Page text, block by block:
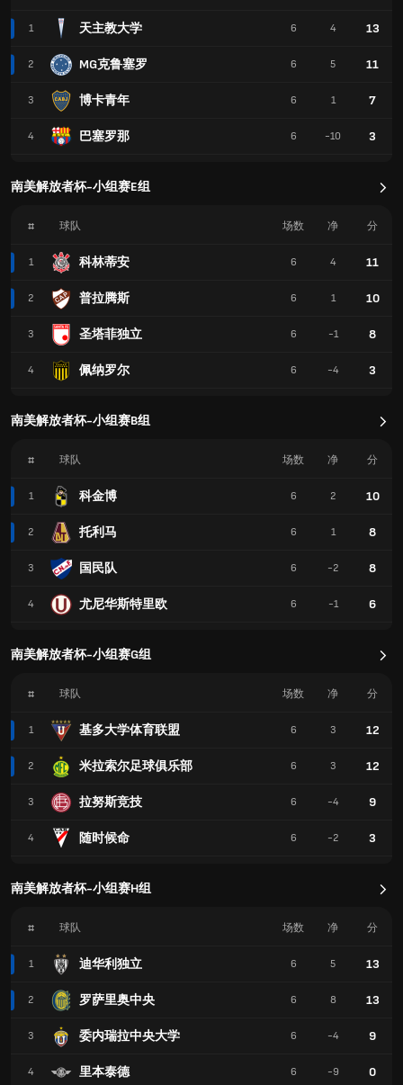
1 天主教大学
2 MG克鲁塞罗
3 博卡青年
4 巴塞罗那
6 4 13
6 5 11
6 1 7
6 -10 3
南美解放者杯-小组赛E组
# 球队
1 科林蒂安
2 普拉腾斯
3 圣塔菲独立
4 佩纳罗尔
场数 净 分
6 4 11
6 1 10
6 -1 8
6 -4 3
南美解放者杯-小组赛B组
# 球队
1 科金博
2 托利马
3 国民队
4 尤尼华斯特里欧
场数 净 分
6 2 10
6 1 8
6 -2 8
6 -1 6
南美解放者杯-小组赛G组
# 球队
1 基多大学体育联盟
2 米拉索尔足球俱乐部
3 拉努斯竞技
4 随时候命
场数 净 分
6 3 12
6 3 12
6 -4 9
6 -2 3
南美解放者杯-小组赛H组
# 球队
1 迪华利独立
2 罗萨里奥中央
3 委内瑞拉中央大学
4 里本泰德
场数 净 分
6 5 13
6 8 13
6 -4 9
6 -9 0